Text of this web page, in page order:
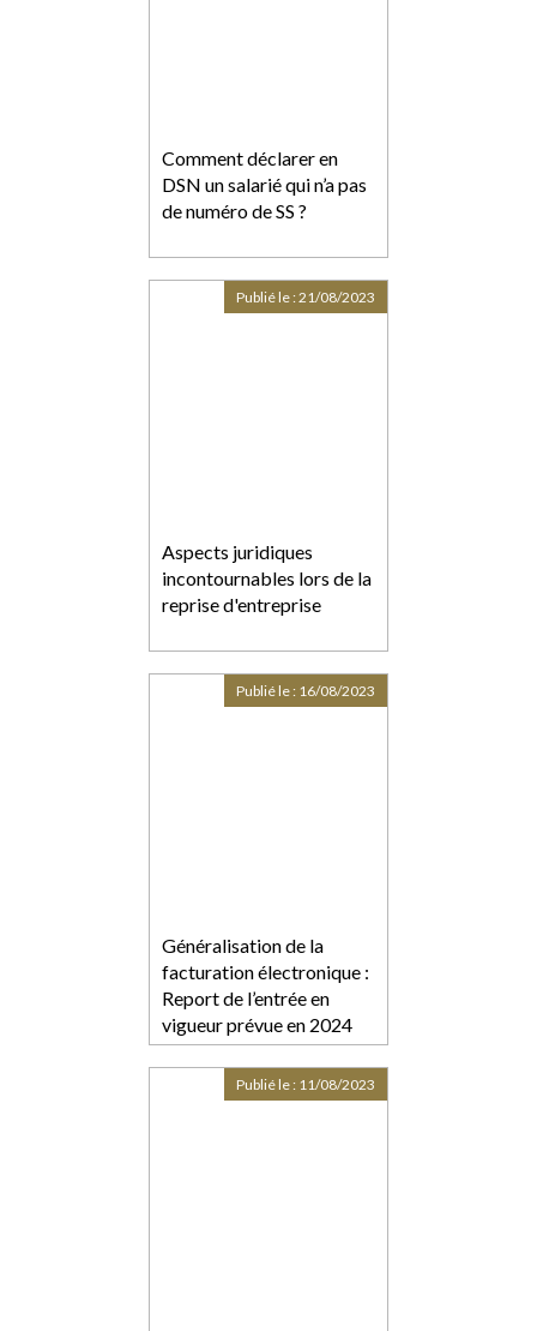
Comment déclarer en
DSN un salarié qui n’a pas
de numéro de SS ?
Aspects juridiques
incontournables lors de la
reprise d'entreprise
Publié le :21/08/2023
Généralisation de la
facturation électronique :
Report de l’entrée en
vigueur prévue en 2024
Publié le : 16/08/2023
Publié le : 11/08/2023